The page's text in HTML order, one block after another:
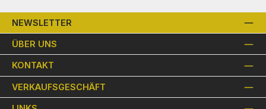
NEWSLETTER
ÜBER UNS
KONTAKT
VERKAUFSGESCHÄFT